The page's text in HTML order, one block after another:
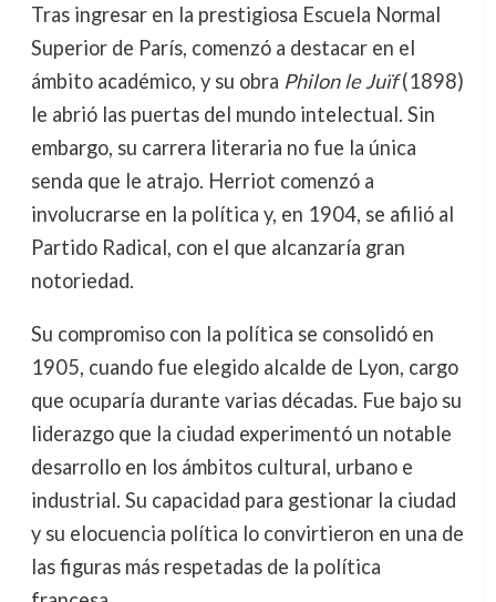
Tras ingresar en la prestigiosa Escuela Normal
Superior de París, comenzó a destacar en el
ámbito académico, y su obra Philon le Juïf(1898)
le abrió las puertas del mundo intelectual. Sin
embargo, su carrera literaria no fue la única
senda que le atrajo. Herriot comenzó a
involucrarse en la política y, en 1904, se afilió al
Partido Radical, con el que alcanzaría gran
notoriedad.
Su compromiso con la política se consolidó en
1905, cuando fue elegido alcalde de Lyon, cargo
que ocuparía durante varias décadas. Fue bajo su
liderazgo que la ciudad experimentó un notable
desarrollo en los ámbitos cultural, urbano e
industrial. Su capacidad para gestionar la ciudad
y su elocuencia política lo convirtieron en una de
las figuras más respetadas de la política